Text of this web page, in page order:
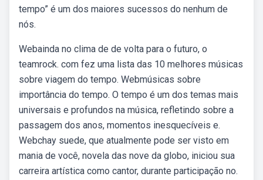
tempo” é um dos maiores sucessos do nenhum de
nós.
Webainda no clima de de volta para o futuro, o
teamrock. com fez uma lista das 10 melhores músicas
sobre viagem do tempo. Webmúsicas sobre
importância do tempo. O tempo é um dos temas mais
universais e profundos na música, refletindo sobre a
passagem dos anos, momentos inesquecíveis e.
Webchay suede, que atualmente pode ser visto em
mania de você, novela das nove da globo, iniciou sua
carreira artística como cantor, durante participação no.